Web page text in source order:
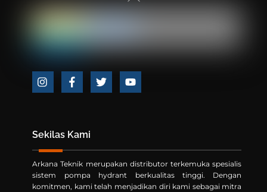
Icon
Icon
Icon
Icon
Sekilas Kami
Arkana Teknik merupakan distributor terkemuka spesialis
sistem pompa hydrant berkualitas tinggi. Dengan
komitmen, kami telah menjadikan diri kami sebagai mitra